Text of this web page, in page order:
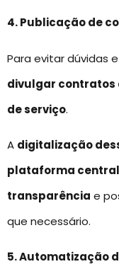
4. Publicação de
Para evitar dúvidas
divulgar contratos
de serviço.
A digitalização
plataforma
transparência e
que necessário.
5. Automatização